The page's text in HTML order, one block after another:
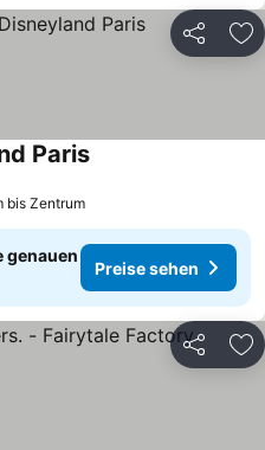
Teilen
Paris
bis Zentrum
genauen
Preise sehen
Teilen